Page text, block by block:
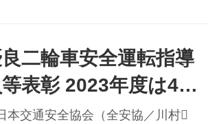
る二輪車を守り盗難被害に遭わな
う注意を促すとともに、不運にも
被害に遭遇した場合の早期回復の
に「二輪車防犯登録」への加入促
二輪車安全運転指導
等表彰 2023年度は41
全安協二推
本交通安全協会（全安協／川村